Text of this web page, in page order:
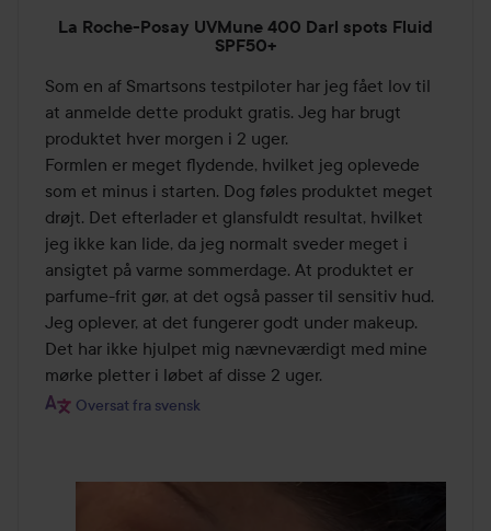
2
af
5
La Roche-Posay UVMune 400 Darl spots Fluid
SPF50+
Som en af Smartsons testpiloter har jeg fået lov til
at anmelde dette produkt gratis. Jeg har brugt
produktet hver morgen i 2 uger.
Formlen er meget flydende, hvilket jeg oplevede
som et minus i starten. Dog føles produktet meget
drøjt. Det efterlader et glansfuldt resultat, hvilket
jeg ikke kan lide, da jeg normalt sveder meget i
ansigtet på varme sommerdage. At produktet er
parfume-frit gør, at det også passer til sensitiv hud.
Jeg oplever, at det fungerer godt under makeup.
Det har ikke hjulpet mig nævneværdigt med mine
mørke pletter i løbet af disse 2 uger.
Oversat fra svensk